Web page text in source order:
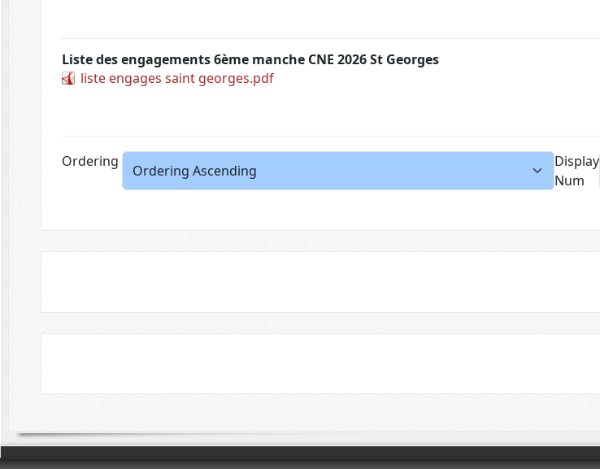
Liste des engagements 6ème manche CNE 2026 St Georges
liste engages saint georges.pdf
Ordering
Display
Num